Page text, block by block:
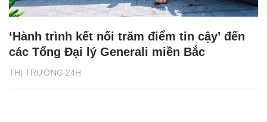
THỊ TRƯỜNG 24H
‘Hành trình kết nối trăm điểm tin cậy’ đến
các Tổng Đại lý Generali miền Bắc